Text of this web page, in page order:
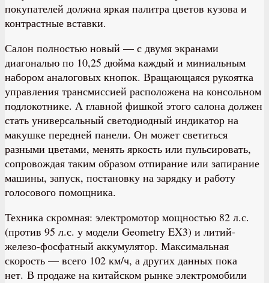
покупателей должна яркая палитра цветов кузова и
контрастные вставки.
Салон полностью новый — с двумя экранами
диагональю по 10,25 дюйма каждый и миниальным
набором аналоговых кнопок. Вращающаяся рукоятка
управления трансмиссией расположена на консольном
подлокотнике. А главной фишкой этого салона должен
стать универсальный светодиодный индикатор на
макушке передней панели. Он может светиться
разными цветами, менять яркость или пульсировать,
сопровождая таким образом отпирание или запирание
машины, запуск, постановку на зарядку и работу
голосового помощника.
Техника скромная: электромотор мощностью 82 л.с.
(против 95 л.с. у модели Geometry EX3) и литий-
железо-фосфатный аккумулятор. Максимальная
скорость — всего 102 км/ч, а других данных пока
нет. В продаже на китайском рынке электромобили